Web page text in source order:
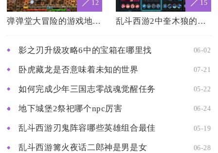
12
弹弹堂大冒险的游戏地图有哪些可选
15
乱斗西游2中奎木狼的加点该如何选取
影之刃升级攻略6中的宝箱在哪里找 06-02
卧虎藏龙是否意味着未知的世界 07-21
如何完成少年三国志零战魂觉醒任务 05-22
地下城堡2祭祀哪个npc厉害 06-24
乱斗西游刃鬼阵容哪些英雄组合最佳 05-19
乱斗西游篝火夜话二郎神是男是女 06-28